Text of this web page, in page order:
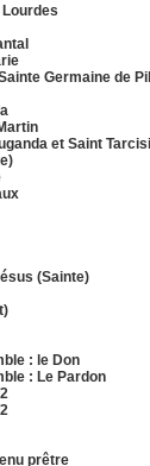
Germaine de
et Saint
(Sainte)
: le Don
: Le Pardon
prêtre